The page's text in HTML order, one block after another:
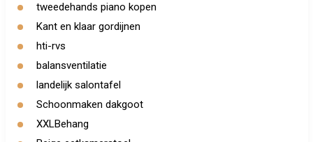
tweedehands piano kopen
Kant en klaar gordijnen
hti-rvs
balansventilatie
landelijk salontafel
Schoonmaken dakgoot
XXLBehang